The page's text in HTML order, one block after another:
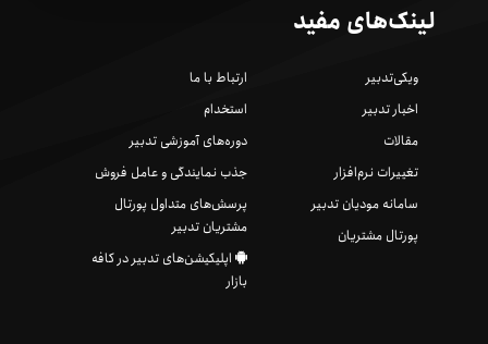
لینک‌های مفید
ویکی‌تدبیر
اخبار تدبیر
مقالات
تغییرات نرم‌افزار
سامانه مودیان تدبیر
پورتال مشتریان
ارتباط با ما
استخدام
دوره‌های آموزشی تدبیر
جذب نمایندگی و عامل فروش
پرسش‌های متداول پورتال
مشتریان تدبیر
اپلیکیشن‌های تدبیر در کافه
بازار